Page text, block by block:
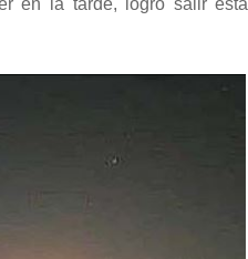
en la tarde, logró salir esta